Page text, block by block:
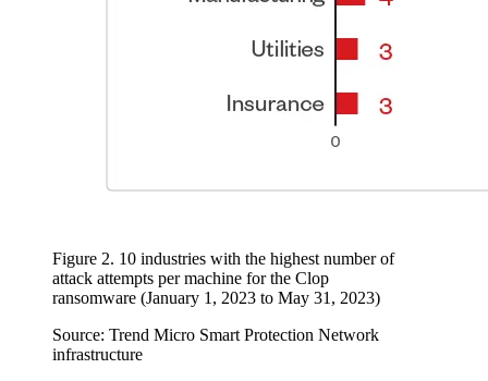
Figure 2. 10 industries with the highest number of
attack attempts per machine for the Clop
ransomware (January 1, 2023 to May 31, 2023)
Source: Trend Micro Smart Protection Network
infrastructure